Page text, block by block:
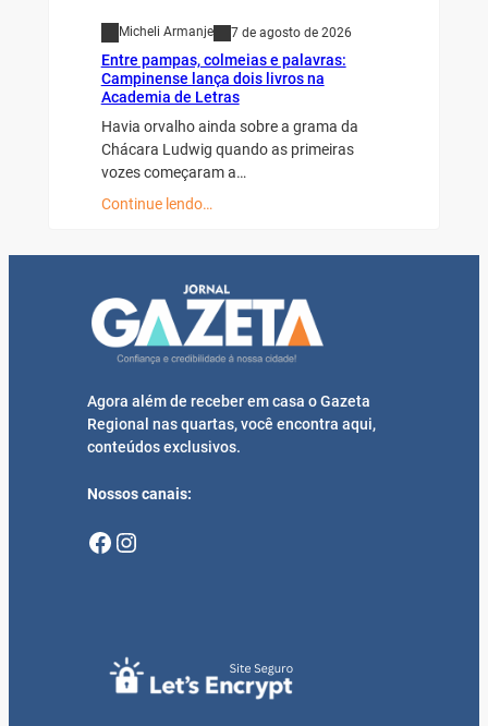
Micheli Armanje 7 de agosto de 2026
Entre pampas, colmeias e palavras:
Campinense lança dois livros na
Academia de Letras
Havia orvalho ainda sobre a grama da
Chácara Ludwig quando as primeiras
vozes começaram a…
Continue lendo…
Agora além de receber em casa o Gazeta
Regional nas quartas, você encontra aqui,
conteúdos exclusivos.
Nossos canais:
Facebook Instagram